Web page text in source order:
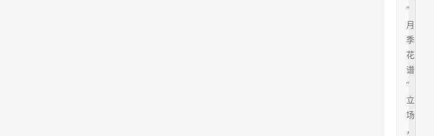
“
月
季
花
谱
”
立
场
，